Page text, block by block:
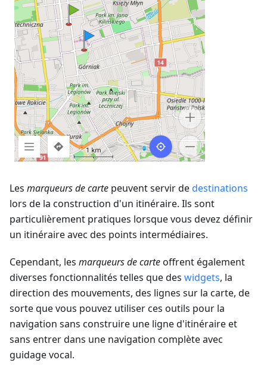
Les marqueurs de carte peuvent servir dedestinations
lors de la construction d'un itinéraire. Ils sont
particulièrement pratiques lorsque vous devez définir
un itinéraire avec des points intermédiaires.
Cependant, les marqueurs de carteoffrent également
diverses fonctionnalités telles que des widgets, la
direction des mouvements, des lignes sur la carte, de
sorte que vous pouvez utiliser ces outils pour la
navigation sans construire une ligne d'itinéraire et
sans entrer dans une navigation complète avec
guidage vocal.